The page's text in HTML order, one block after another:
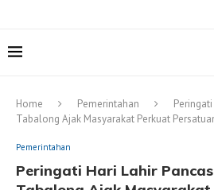
Home Pemerintahan
Tabalong Ajak Masyarakat Perkuat
Pemerintahan
Peringati Hari Lahir